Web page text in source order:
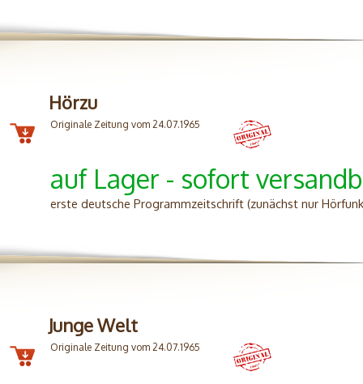
Hörzu
Originale Zeitung vom 24.07.1965
auf Lager - sofort
erste deutsche Programmzeitschrift (zunächst nur
Junge Welt
Originale Zeitung vom 24.07.1965